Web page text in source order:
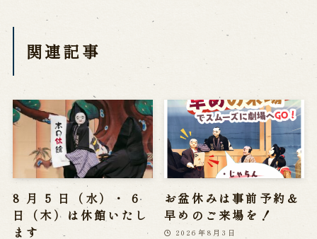
メールフォームから予約
求人情報
※株式会社うずのくに南あわじの求人情報ページへ移動します
関連施設
関連記事
8 月 5 日（水）・ 6
日（木）は休館いたし
ます
お盆休みは事前予約＆
早めのご来場を！
2026年8月3日